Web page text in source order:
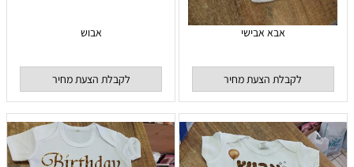
אבא אבישי
לקבלת הצעת מחיר
אבוש
לקבלת הצעת מחיר